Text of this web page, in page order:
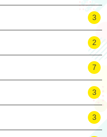
3
2
7
3
3